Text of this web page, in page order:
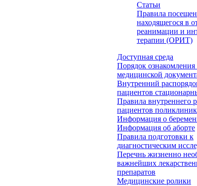
Статьи
Правила
находящегося в
реанимации и
терапии (ОРИТ)
Доступная среда
Порядок ознакомления
медицинской
Внутренний
пациентов
Правила внутреннего
пациентов
Информация о
Информация об аборте
Правила подготовки к
диагностическим
Перечнь жизненно
важнейших
препаратов
Медицинские ролики